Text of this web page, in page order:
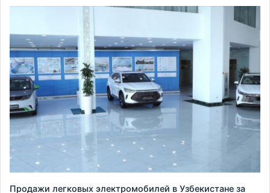
Продажи легковых электромобилей в Узбекистане за